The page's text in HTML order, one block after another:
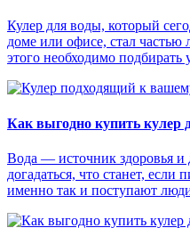
Кулер для воды, который
доме или офисе, стал частью
этого необходимо подбирать
Как выгодно купить кулер
Вода — источник здоровья и
догадаться, что станет, если
именно так и поступают